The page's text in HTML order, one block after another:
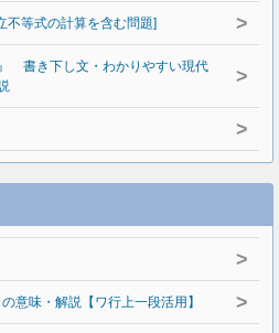
不等式の計算を含む問題] >
書き下し文・わかりやすい現代
>
>
>
意味・解説【ワ行上一段活用】 >